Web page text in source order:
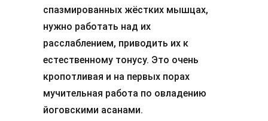
спазмированных жёстких мышцах,
нужно работать над их
расслаблением, приводить их к
естественному тонусу. Это очень
кропотливая и на первых порах
мучительная работа по овладению
йоговскими асанами.